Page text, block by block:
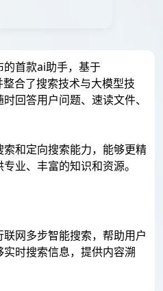
首款ai助手，基于
合了搜索技术与大模型技
回答用户问题、速读文件、
和定向搜索能力，能够更精
业、丰富的知识和资源。
网多步智能搜索，帮助用户
时搜索信息，提供内容溯